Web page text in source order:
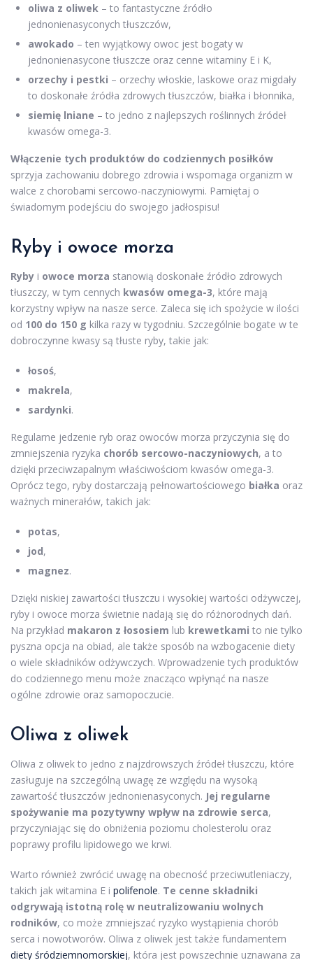
oliwa z oliwek – to fantastyczne źródło
jednonienasyconych tłuszczów,
awokado – ten wyjątkowy owoc jest bogaty w
jednonienasycone tłuszcze oraz cenne witaminy E i K,
orzechy i pestki – orzechy włoskie, laskowe oraz migdały
to doskonałe źródła zdrowych tłuszczów, białka i błonnika,
siemię lniane – to jedno z najlepszych roślinnych źródeł
kwasów omega-3.
Włączenie tych produktów do codziennych posiłków
sprzyja zachowaniu dobrego zdrowia i wspomaga organizm w
walce z chorobami sercowo-naczyniowymi. Pamiętaj o
świadomym podejściu do swojego jadłospisu!
Ryby i owoce morza
Ryby i owoce morza stanowią doskonałe źródło zdrowych
tłuszczy, w tym cennych kwasów omega-3, które mają
korzystny wpływ na nasze serce. Zaleca się ich spożycie w ilości
od 100 do 150 g kilka razy w tygodniu. Szczególnie bogate w te
dobroczynne kwasy są tłuste ryby, takie jak:
łosoś,
makrela,
sardynki.
Regularne jedzenie ryb oraz owoców morza przyczynia się do
zmniejszenia ryzyka chorób sercowo-naczyniowych, a to
dzięki przeciwzapalnym właściwościom kwasów omega-3.
Oprócz tego, ryby dostarczają pełnowartościowego białka oraz
ważnych minerałów, takich jak:
potas,
jod,
magnez.
Dzięki niskiej zawartości tłuszczu i wysokiej wartości odżywczej,
ryby i owoce morza świetnie nadają się do różnorodnych dań.
Na przykład makaron z łososiem lub krewetkami to nie tylko
pyszna opcja na obiad, ale także sposób na wzbogacenie diety
o wiele składników odżywczych. Wprowadzenie tych produktów
do codziennego menu może znacząco wpłynąć na nasze
ogólne zdrowie oraz samopoczucie.
Oliwa z oliwek
Oliwa z oliwek to jedno z najzdrowszych źródeł tłuszczu, które
zasługuje na szczególną uwagę ze względu na wysoką
zawartość tłuszczów jednonienasyconych. Jej regularne
spożywanie ma pozytywny wpływ na zdrowie serca,
przyczyniając się do obniżenia poziomu cholesterolu oraz
poprawy profilu lipidowego we krwi.
Warto również zwrócić uwagę na obecność przeciwutleniaczy,
takich jak witamina E i polifenole. Te cenne składniki
odgrywają istotną rolę w neutralizowaniu wolnych
rodników, co może zmniejszać ryzyko wystąpienia chorób
serca i nowotworów. Oliwa z oliwek jest także fundamentem
diety śródziemnomorskiej, która jest powszechnie uznawana za